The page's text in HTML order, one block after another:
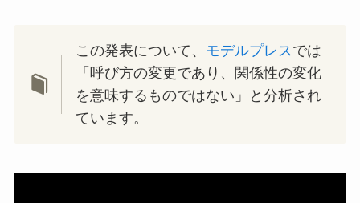
この発表について、 モデルプレスでは
「呼び方の変更であり、関係性の変化
を意味するものではない」と分析され
ています。